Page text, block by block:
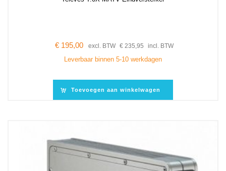
€ 195,00 excl. BTW € 235,95 incl. BTW
Leverbaar binnen 5-10 werkdagen
Toevoegen aan winkelwagen